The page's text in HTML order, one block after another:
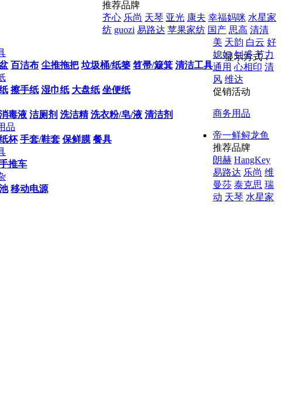
百洁布 尘推拖把 垃圾桶/纸篓 笤帚/簸箕 清洁工具
擦手纸 湿巾纸 大盘纸 坐便纸
毒液 洁厕剂 洗洁精 洗衣粉/皂/液 清洁剂
品
杯 手套/鞋套 保鲜膜 餐具
推车
移动电源
推荐品牌
齐心 乐尚 天琴 亚光 康夫 幸福妈咪 水星家
纺 guozi 易路达 苹果家纺 国产 思高 清清
美 天韵 白云 好
媳妇 钊盛 节力
通用 心相印 清
风 维达
促销活动
商务用品
帝一鲜鲟龙鱼
推荐品牌
朗赫 HangKey
易路达 乐尚 维
曼莎 泰克思 瑞
动 天琴 水星家
显示方式：